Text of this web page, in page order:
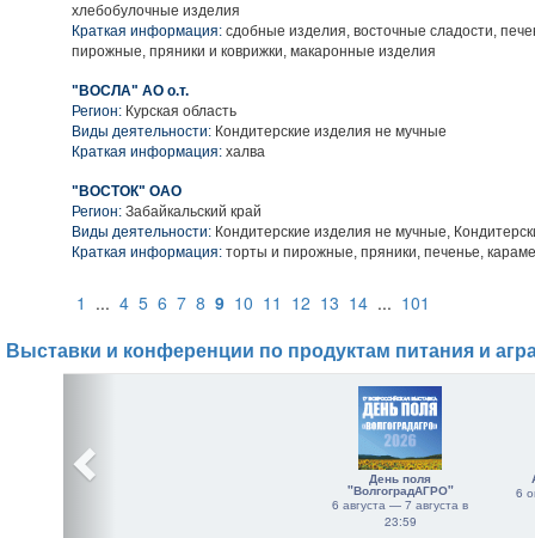
хлебобулочные изделия
Краткая информация: сдобные изделия, восточные сладости,
пирожные, пряники и коврижки, макаронные изделия
"ВОСЛА" АО о.т.
Регион: Курская область
Виды деятельности: Кондитерские изделия не мучные
Краткая информация: халва
"ВОСТОК" ОАО
Регион: Забайкальский край
Виды деятельности: Кондитерские изделия не мучные,
Краткая информация: торты и пирожные, пряники, печенье,
1 ... 4 5 6 7 8 9 10 11 12 13 14 ... 101
Выставки и конференции по продуктам питания и
День поля
"ВолгоградАГРО"
6 августа — 7 августа в
23:59
6